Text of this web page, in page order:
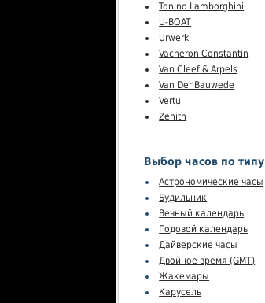
Tonino Lamborghini
U-BOAT
Urwerk
Vacheron Constantin
Van Cleef & Arpels
Van Der Bauwede
Vertu
Zenith
Выбор часов по типу
Астрономические часы
Будильник
Вечный календарь
Годовой календарь
Дайверские часы
Двойное время (GMT)
Жакемары
Карусель